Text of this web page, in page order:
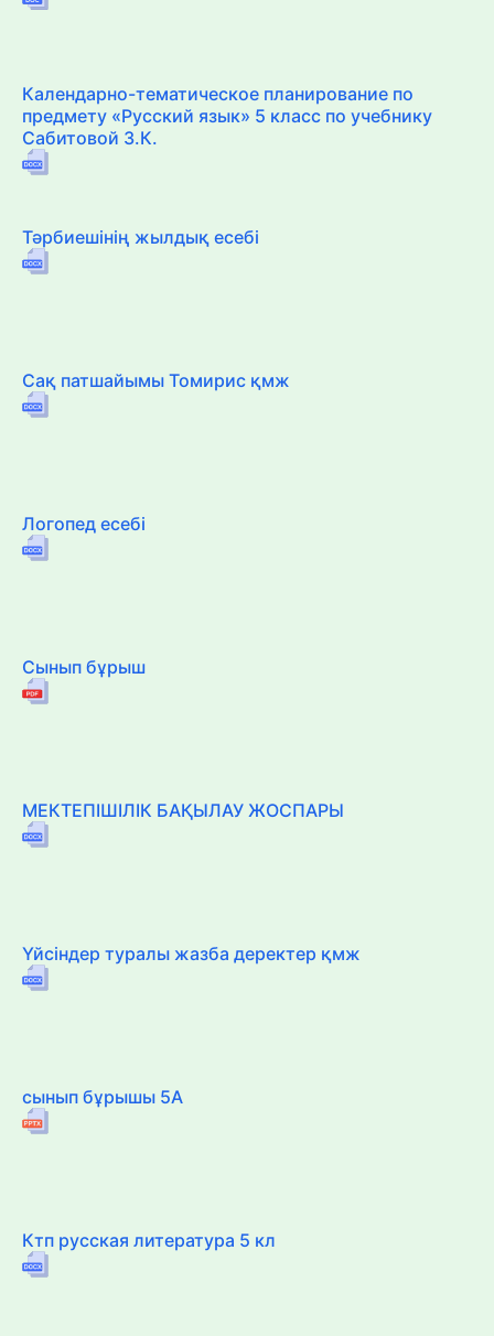
Календарно-тематическое планирование по
предмету «Русский язык» 5 класс по учебнику
Сабитовой З.К.
Тәрбиешінің жылдық есебі
Сақ патшайымы Томирис қмж
Логопед есебі
Сынып бұрыш
МЕКТЕПІШІЛІК БАҚЫЛАУ ЖОСПАРЫ
Үйсіндер туралы жазба деректер қмж
сынып бұрышы 5А
Ктп русская литература 5 кл